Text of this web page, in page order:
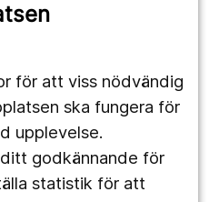
för att viss nödvändig
ska fungera för
upplevelse.
godkännande för
statistik för att